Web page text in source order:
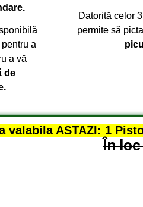
a
a vă
de
Datorită celor
permite să
valabila ASTAZI: 1
În